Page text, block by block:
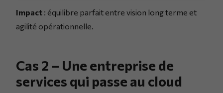
Impact : équilibre parfait entre vision long terme et
agilité opérationnelle.
Cas 2 – Une entreprise de
services qui passe au cloud